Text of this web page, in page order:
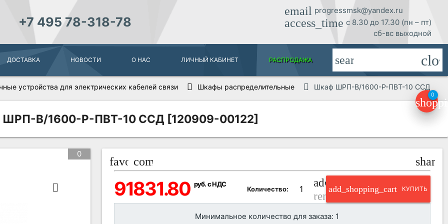
+7 495 78-318-78
email progressmsk@yandex.ru
access_time с 8.30 до 17.30 (пн – пт)
сб-вс выходной
ДОСТАВКА НОВОСТИ О НАС ЛИЧНЫЙ КАБИНЕТ РАСПРОДАЖА search
0
устройства для электрических кабелей связи Шкафы распределительные Шкаф ШРП-В/1600-Р-ПВТ-10 ССД
В/1600-Р-ПВТ-10 ССД [120909-00122]
0
favorite_border
compare_arrows share
91831.80 руб. с НДС
Количество:
add_circle_outline
remove_circle_outline
add_shopping_cart КУПИТЬ
Минимальное количество для заказа: 1